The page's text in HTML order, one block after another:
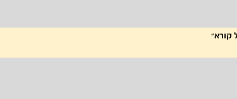
קורא"